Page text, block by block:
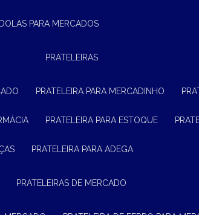
PARA MERCADOS
PRATELEIRAS
PRATELEIRA PARA MERCADINHO
PRATELEIRA PARA ESTOQUE
PRATELEIRA PARA ADEGA
PRATELEIRAS DE MERCADO